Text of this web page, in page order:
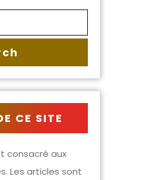
CE SITE
consacré aux
Les articles sont